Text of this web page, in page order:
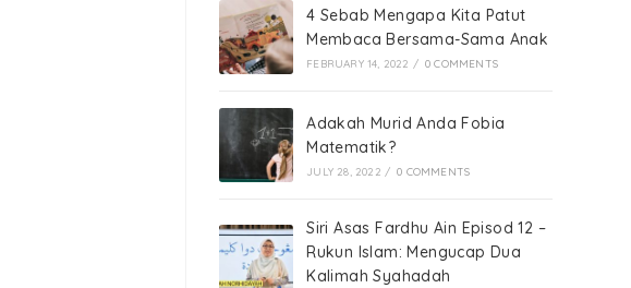
4 Sebab Mengapa Kita Patut
Membaca Bersama-Sama Anak
FEBRUARY 14, 2022 / 0 COMMENTS
Adakah Murid Anda Fobia
Matematik?
JULY 28, 2022 / 0 COMMENTS
Siri Asas Fardhu Ain Episod 12 –
Rukun Islam: Mengucap Dua
Kalimah Syahadah